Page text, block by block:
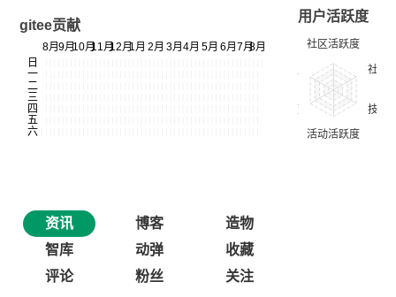
gitee贡献
用户活跃度
资讯 博客
造物
智库
动弹
收藏
评论
粉丝 关注